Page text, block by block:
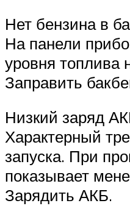
Нет бензина в
На панели
уровня топлива
Заправить
Низкий заряд
Характерный
запуска. При
показывает
Зарядить АКБ.